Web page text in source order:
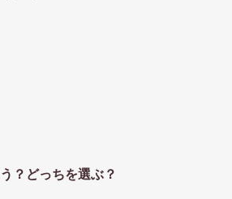
？どっちを選ぶ？